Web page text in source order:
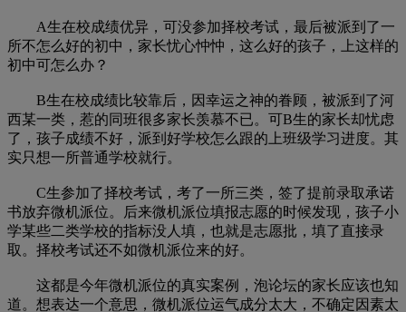
A生在校成绩优异，可没参加择校考试，最后被派到了一
所不怎么好的初中，家长忧心忡忡，这么好的孩子，上这样的
初中可怎么办？
B生在校成绩比较靠后，因幸运之神的眷顾，被派到了河
西某一类，惹的同班很多家长羡慕不已。可B生的家长却忧虑
了，孩子成绩不好，派到好学校怎么跟的上班级学习进度。其
实只想一所普通学校就行。
C生参加了择校考试，考了一所三类，签了提前录取承诺
书放弃微机派位。后来微机派位填报志愿的时候发现，孩子小
学某些二类学校的指标没人填，也就是志愿批，填了直接录
取。择校考试还不如微机派位来的好。
这都是今年微机派位的真实案例，泡论坛的家长应该也知
道。想表达一个意思，微机派位运气成分太大，不确定因素太